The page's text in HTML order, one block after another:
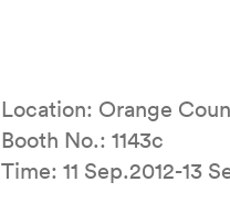
Location: Orange
Booth No.: 1143c
Time: 11 Sep.2012-13